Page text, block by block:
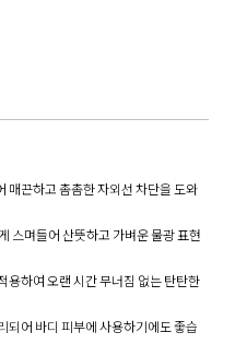
매끈하고 촘촘한 자외선 차단을 도와
스며들어 산뜻하고 가벼운 물광 표현
용하여 오랜 시간 무너짐 없는 탄탄한
되어 바디 피부에 사용하기에도 좋습